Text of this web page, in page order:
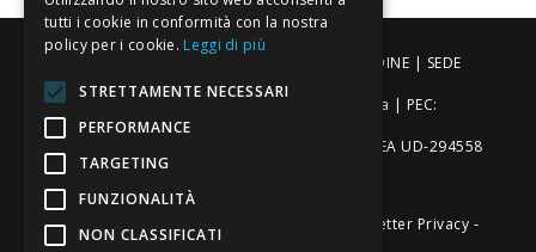
Newsletter Privacy -
ALDIGIÙ S.R.L. | Via Cortazzis 15 33100 - UDINE | SEDE
OPERATIVA: Via del Progresso 3 - Padova | PEC:
aldigiusrl@pec.it | C.F. e P.IVA 02873920306 REA UD-294558
Capitale sociale: € 27.086,97
tutti i cookie in conformità con la nostra
policy per i cookie. Leggi di più
STRETTAMENTE NECESSARI
PERFORMANCE
TARGETING
FUNZIONALITÀ
NON CLASSIFICATI